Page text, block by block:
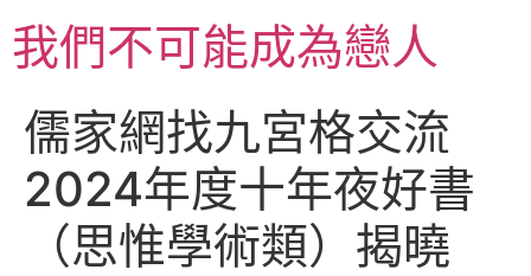
至
主我們不可能成為戀人
儒家網找九宮格交流
2024年度十年夜好書
（思惟學術類）揭曉